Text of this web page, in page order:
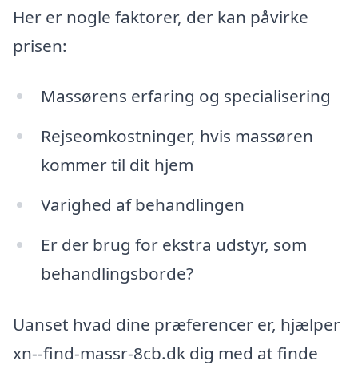
Her er nogle faktorer, der kan påvirke
prisen:
Massørens erfaring og specialisering
Rejseomkostninger, hvis massøren
kommer til dit hjem
Varighed af behandlingen
Er der brug for ekstra udstyr, som
behandlingsborde?
Uanset hvad dine præferencer er, hjælper
xn--find-massr-8cb.dk dig med at finde